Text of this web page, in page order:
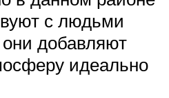
с людьми
добавляют
идеально